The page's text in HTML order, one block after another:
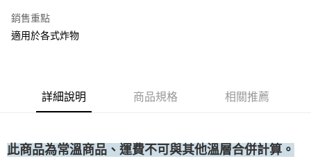
運送方式
• 付款後全家取貨
每筆NT$60，滿NT$699(含以上)免運費
每筆NT$250
銷售重點
適用於各式炸物
詳細說明 商品規格 相關推薦
此商品為常溫商品、運費不可與其他溫層合併計算。